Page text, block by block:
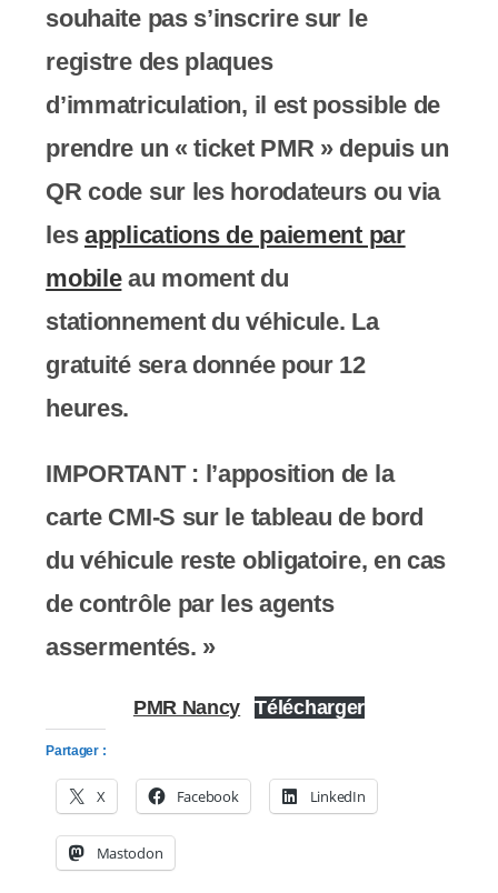
souhaite pas s’inscrire sur le
registre des plaques
d’immatriculation, il est possible de
prendre un « ticket PMR » depuis un
QR code sur les horodateurs ou via
lesapplications de paiement par
mobileau moment du
stationnement du véhicule. La
gratuité sera donnée pour 12
heures.
IMPORTANT : l’apposition de la
carte CMI-S sur le tableau de bord
du véhicule reste obligatoire, en cas
de contrôle par les agents
assermentés. »
PMR Nancy Télécharger
Partager :
X Facebook LinkedIn
Mastodon